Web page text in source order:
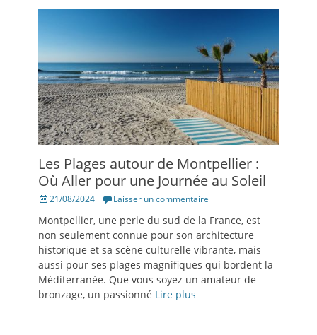
Les Plages autour de Montpellier :
Où Aller pour une Journée au Soleil
Posté21/08/2024 Laisser un commentaire
Montpellier, une perle du sud de la France, est
non seulement connue pour son architecture
historique et sa scène culturelle vibrante, mais
aussi pour ses plages magnifiques qui bordent la
Méditerranée. Que vous soyez un amateur de
bronzage, un passionné Lire plus